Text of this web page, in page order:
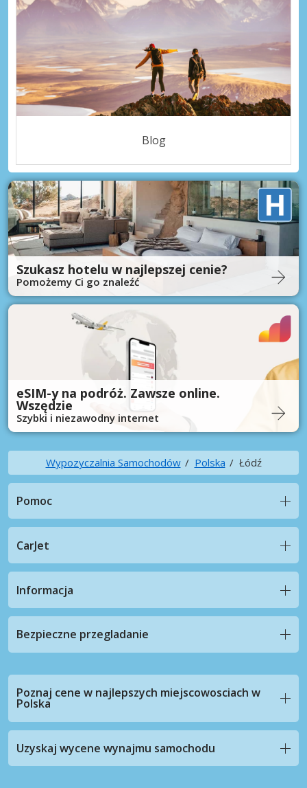
Blog
Szukasz hotelu w najlepszej cenie?
Pomożemy Ci go znaleźć
eSIM-y na podróż. Zawsze online.
Wszędzie
Szybki i niezawodny internet
Wypozyczalnia Samochodów Polska Łódź
Pomoc
CarJet
Informacja
Bezpieczne przegladanie
Poznaj cene w najlepszych miejscowosciach w
Polska
Uzyskaj wycene wynajmu samochodu